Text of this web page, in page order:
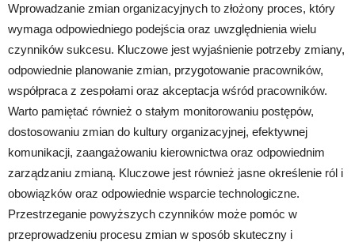
Wprowadzanie zmian organizacyjnych to złożony proces, który
wymaga odpowiedniego podejścia oraz uwzględnienia wielu
czynników sukcesu. Kluczowe jest wyjaśnienie potrzeby zmiany,
odpowiednie planowanie zmian, przygotowanie pracowników,
współpraca z zespołami oraz akceptacja wśród pracowników.
Warto pamiętać również o stałym monitorowaniu postępów,
dostosowaniu zmian do kultury organizacyjnej, efektywnej
komunikacji, zaangażowaniu kierownictwa oraz odpowiednim
zarządzaniu zmianą. Kluczowe jest również jasne określenie ról i
obowiązków oraz odpowiednie wsparcie technologiczne.
Przestrzeganie powyższych czynników może pomóc w
przeprowadzeniu procesu zmian w sposób skuteczny i